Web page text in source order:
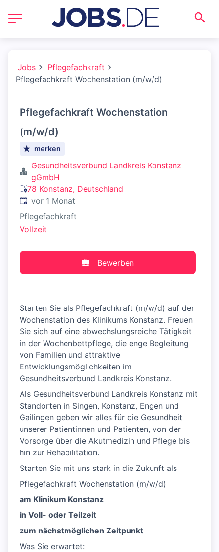
Jobs
Pflegefachkraft
Pflegefachkraft Wochenstation (m/w/d)
Pflegefachkraft Wochenstation
(m/w/d)
merken
Gesundheitsverbund Landkreis Konstanz
gGmbH
78 Konstanz, Deutschland
Veröffentlicht:
vor 1 Monat
Pflegefachkraft
Vollzeit
Bewerben
Starten Sie als Pflegefachkraft (m/w/d) auf der
Wochenstation des Klinikums Konstanz. Freuen
Sie sich auf eine abwechslungsreiche Tätigkeit
in der Wochenbettpflege, die enge Begleitung
von Familien und attraktive
Entwicklungsmöglichkeiten im
Gesundheitsverbund Landkreis Konstanz.
Als Gesundheitsverbund Landkreis Konstanz mit
Standorten in Singen, Konstanz, Engen und
Gailingen geben wir alles für die Gesundheit
unserer Patientinnen und Patienten, von der
Vorsorge über die Akutmedizin und Pflege bis
hin zur Rehabilitation.
Starten Sie mit uns stark in die Zukunft als
Pflegefachkraft Wochenstation (m/w/d)
am Klinikum Konstanz
in Voll- oder Teilzeit
zum nächstmöglichen Zeitpunkt
Was Sie erwartet: